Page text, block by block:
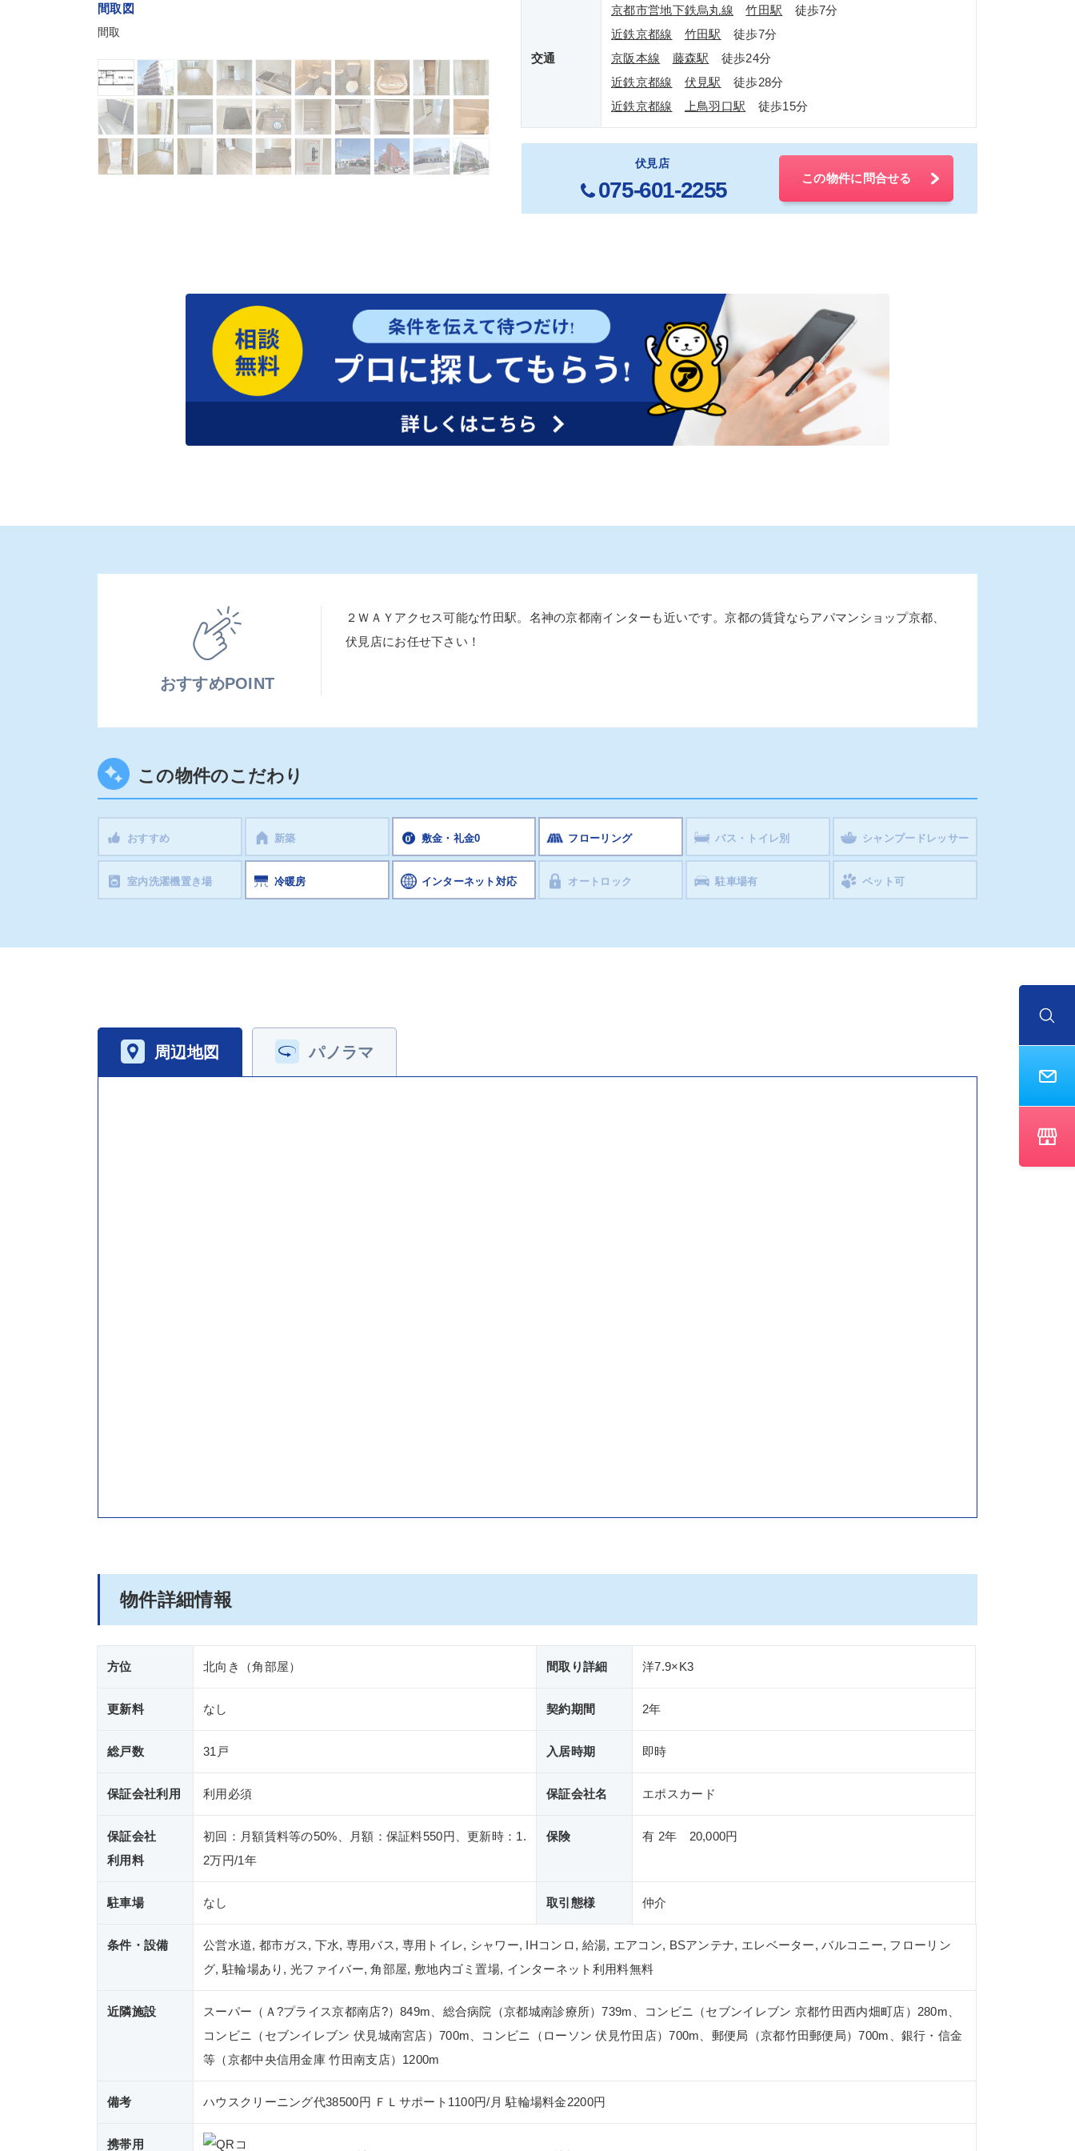
間取図
間取
交通
京都市営地下鉄烏丸線 竹田駅 徒歩7分
近鉄京都線
竹田駅
徒歩7分
京阪本線
藤森駅 徒歩24分
近鉄京都線
伏見駅
徒歩28分
近鉄京都線
上鳥羽口駅 徒歩15分
伏見店
075-601-2255 この物件に問合せる
おすすめPOINT
２ＷＡＹアクセス可能な竹田駅。名神の京都南インターも近いです。京都の賃貸ならアパマンショップ京都、
伏見店にお任せ下さい！
この物件のこだわり
おすすめ 新築 敷金・礼金0 フローリング バス・トイレ別 シャンプードレッサー
室内洗濯機置き場 冷暖房 インターネット対応 オートロック 駐車場有 ペット可
周辺地図 パノラマ
物件詳細情報
方位 北向き（角部屋） 間取り詳細 洋7.9×K3
更新料 なし 契約期間 2年
総戸数 31戸 入居時期 即時
保証会社利用 利用必須 保証会社名 エポスカード
保証会社
利用料
初回：月額賃料等の50%、月額：保証料550円、更新時：1.
2万円/1年
保険 有 2年 20,000円
駐車場 なし 取引態様 仲介
条件・設備
公営水道, 都市ガス, 下水, 専用バス, 専用トイレ, シャワー, IHコンロ, 給湯, エアコン, BSアンテナ, エレベーター, バルコニー, フローリン
グ, 駐輪場あり, 光ファイバー, 角部屋, 敷地内ゴミ置場, インターネット利用料無料
近隣施設
スーパー（Ａ?プライス京都南店?）849m、総合病院（京都城南診療所）739m、コンビニ（セブンイレブン 京都竹田西内畑町店）280m、
コンビニ（セブンイレブン 伏見城南宮店）700m、コンビニ（ローソン 伏見竹田店）700m、郵便局（京都竹田郵便局）700m、銀行・信金
等（京都中央信用金庫 竹田南支店）1200m
備考 ハウスクリーニング代38500円 ＦＬサポート1100円/月 駐輪場料金2200円
携帯用